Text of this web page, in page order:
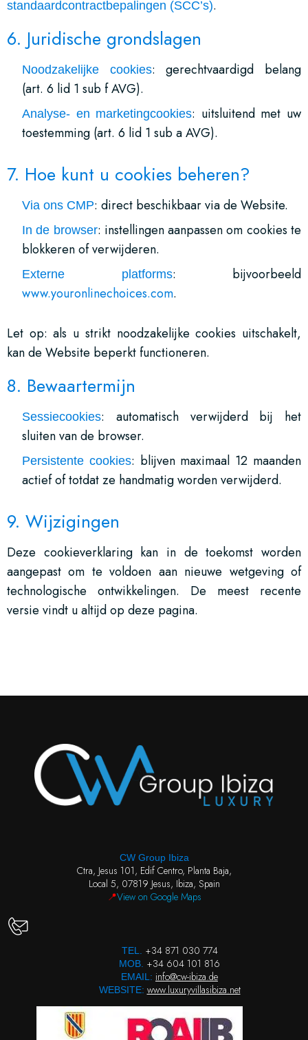
standaardcontractbepalingen (SCC’s).
6. Juridische grondslagen
Noodzakelijke cookies: gerechtvaardigd belang
(art. 6 lid 1 sub f AVG).
Analyse- en marketingcookies: uitsluitend met uw
toestemming (art. 6 lid 1 sub a AVG).
7. Hoe kunt u cookies beheren?
Via ons CMP: direct beschikbaar via de Website.
In de browser: instellingen aanpassen om cookies te
blokkeren of verwijderen.
Externe platforms: bijvoorbeeld
www.youronlinechoices.com.
Let op: als u strikt noodzakelijke cookies uitschakelt,
kan de Website beperkt functioneren.
8. Bewaartermijn
Sessiecookies: automatisch verwijderd bij het
sluiten van de browser.
Persistente cookies: blijven maximaal 12 maanden
actief of totdat ze handmatig worden verwijderd.
9. Wijzigingen
Deze cookieverklaring kan in de toekomst worden
aangepast om te voldoen aan nieuwe wetgeving of
technologische ontwikkelingen. De meest recente
versie vindt u altijd op deze pagina.
CW Group Ibiza
Ctra, Jesus 101, Edif Centro, Planta Baja,
Local 5, 07819 Jesus, Ibiza, Spain
📍View on Google Maps
TEL. +34 871 030 774
MOB. +34 604 101 816
EMAIL: info@cw-ibiza.de
WEBSITE: www.luxuryvillasibiza.net